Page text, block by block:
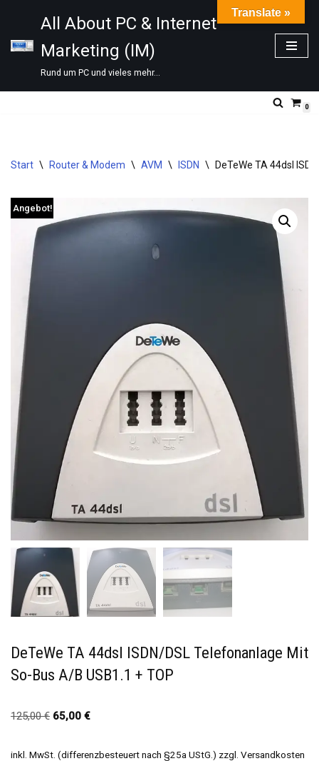
Zum
Inhalt
springen
All About PC & Internet
Marketing (IM)
Rund um PC und vieles mehr...
0
Start \ Router & Modem \ AVM \ ISDN \ DeTeWe TA 44dsl
Angebot!
DeTeWe TA 44dsl ISDN/DSL Telefonanlage Mit
So-Bus A/b USB1.1 + TOP
125,00€ 65,00 €
inkl. MwSt. (differenzbesteuert nach §25a UStG.) zzgl. Versandkosten
Translate »